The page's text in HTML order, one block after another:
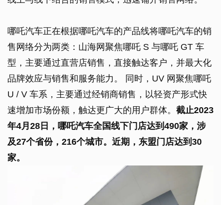
哪吒汽车正在根据哪吒汽车的产品线将哪吒汽车的销
售网络分为两类：山海网聚焦哪吒 S 与哪吒 GT 车
型，主要通过直营店销售，直接触达客户，并最大化
品牌效应与销售和服务能力。 同时，UV 网聚焦哪吒
U / V 车系，主要通过经销商销售，以轻资产形式快
速增加市场份额，触达更广大的用户群体。 截止2023
年4月28日，哪吒汽车全国线下门店达到490家，涉
及27个省份，216个城市。近期，东盟门店达到30
家。